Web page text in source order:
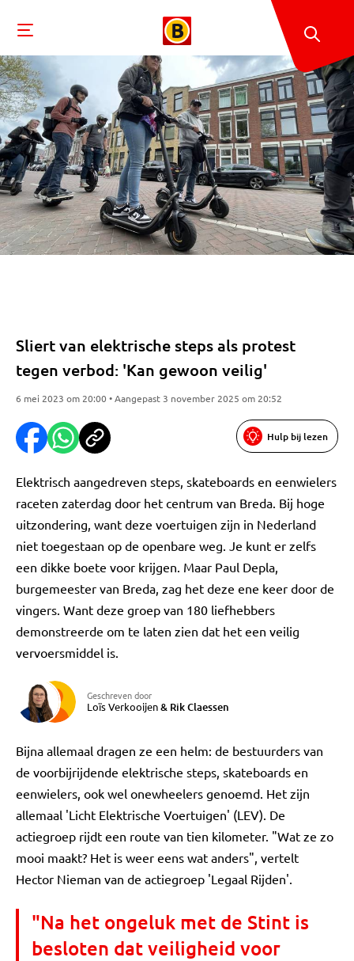
Sliert van elektrische steps als protest
tegen verbod: 'Kan gewoon veilig'
6 mei 2023 om 20:00 • Aangepast 3 november 2025 om 20:52
Hulp bij lezen
Elektrisch aangedreven steps, skateboards en eenwielers
raceten zaterdag door het centrum van Breda. Bij hoge
uitzondering, want deze voertuigen zijn in Nederland
niet toegestaan op de openbare weg. Je kunt er zelfs
een dikke boete voor krijgen. Maar Paul Depla,
burgemeester van Breda, zag het deze ene keer door de
vingers. Want deze groep van 180 liefhebbers
demonstreerde om te laten zien dat het een veilig
vervoersmiddel is.
Geschreven door
Loïs Verkooijen& Rik Claessen
Bijna allemaal dragen ze een helm: de bestuurders van
de voorbijrijdende elektrische steps, skateboards en
eenwielers, ook wel onewheelers genoemd. Het zijn
allemaal 'Licht Elektrische Voertuigen' (LEV). De
actiegroep rijdt een route van tien kilometer. "Wat ze zo
mooi maakt? Het is weer eens wat anders", vertelt
Hector Nieman van de actiegroep 'Legaal Rijden'.
"Na het ongeluk met de Stint is
besloten dat veiligheid voor